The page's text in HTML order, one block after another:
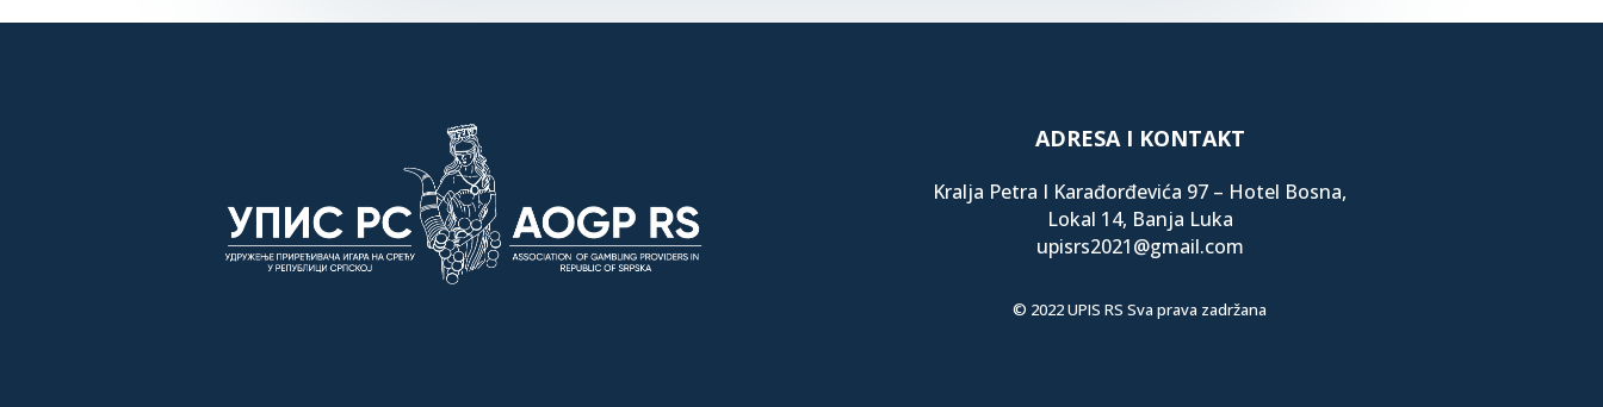
ADRESA I KONTAKT
Kralja Petra I Karađorđevića 97 – Hotel Bosna,
Lokal 14, Banja Luka
upisrs2021@gmail.com
© 2022 UPIS RS Sva prava zadržana